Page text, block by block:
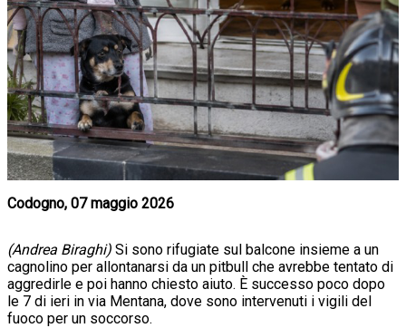
Codogno, 07 maggio 2026
(Andrea Biraghi) Si sono rifugiate sul balcone insieme a un
cagnolino per allontanarsi da un pitbull che avrebbe tentato di
aggredirle e poi hanno chiesto aiuto. È successo poco dopo
le 7 di ieri in via Mentana, dove sono intervenuti i vigili del
fuoco per un soccorso.